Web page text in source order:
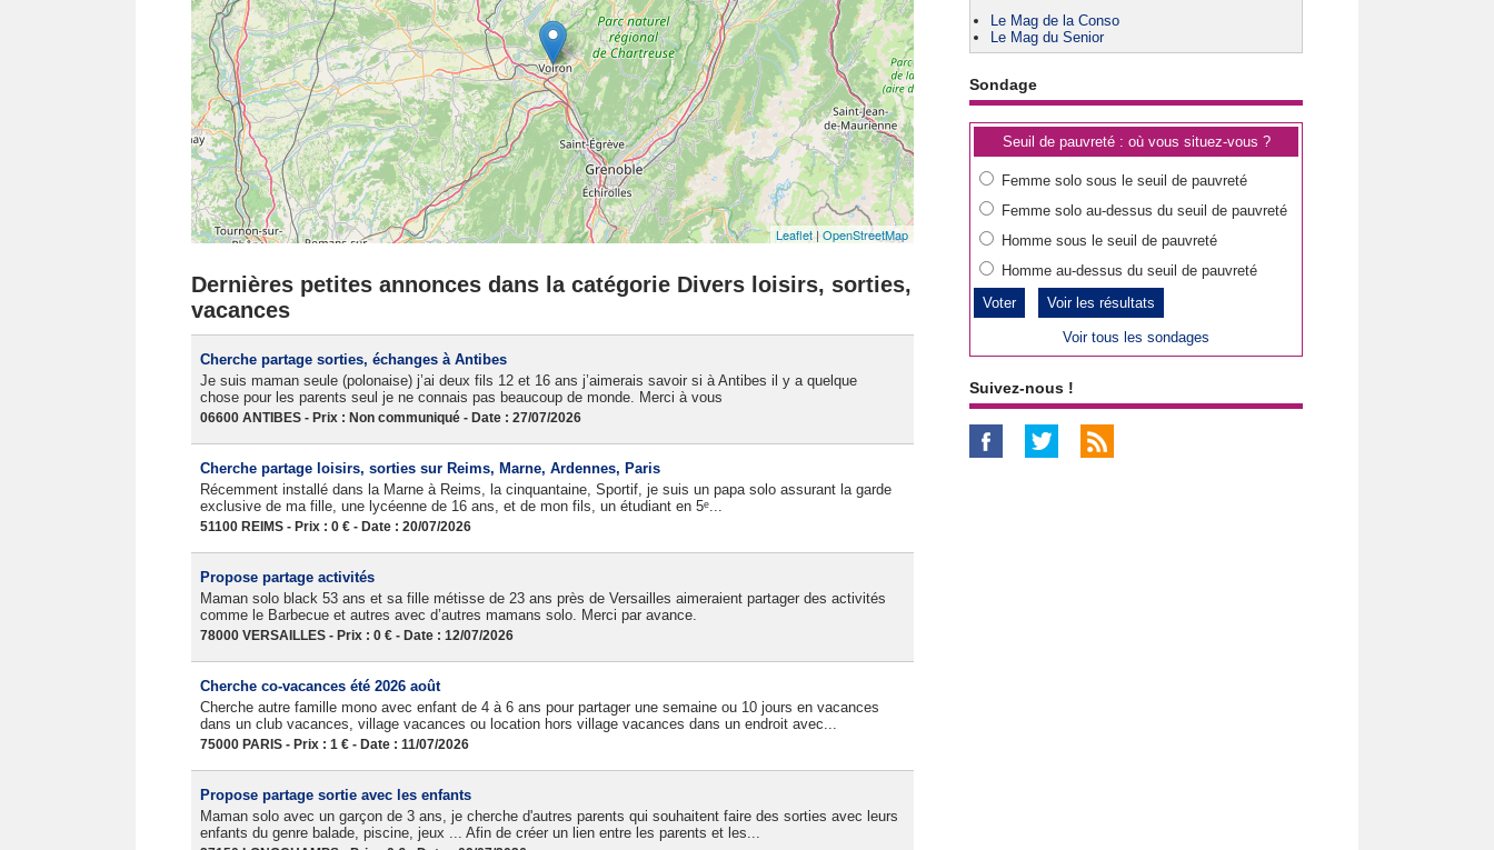
Leaflet | OpenStreetMap
Dernières petites annonces dans la catégorie Divers loisirs, sorties,
vacances
Cherche partage sorties, échanges à Antibes
Je suis maman seule (polonaise) j’ai deux fils 12 et 16 ans j’aimerais savoir si à Antibes il y a quelque
chose pour les parents seul je ne connais pas beaucoup de monde. Merci à vous
06600 ANTIBES - Prix : Non communiqué - Date : 27/07/2026
Cherche partage loisirs, sorties sur Reims, Marne, Ardennes, Paris
Récemment installé dans la Marne à Reims, la cinquantaine, Sportif, je suis un papa solo assurant la garde
exclusive de ma fille, une lycéenne de 16 ans, et de mon fils, un étudiant en 5ᵉ...
51100 REIMS - Prix : 0 € - Date : 20/07/2026
Propose partage activités
Maman solo black 53 ans et sa fille métisse de 23 ans près de Versailles aimeraient partager des activités
comme le Barbecue et autres avec d’autres mamans solo. Merci par avance.
78000 VERSAILLES - Prix : 0 € - Date : 12/07/2026
Cherche co-vacances été 2026 août
Cherche autre famille mono avec enfant de 4 à 6 ans pour partager une semaine ou 10 jours en vacances
dans un club vacances, village vacances ou location hors village vacances dans un endroit avec...
75000 PARIS - Prix : 1 € - Date : 11/07/2026
Propose partage sortie avec les enfants
Maman solo avec un garçon de 3 ans, je cherche d'autres parents qui souhaitent faire des sorties avec leurs
enfants du genre balade, piscine, jeux ... Afin de créer un lien entre les parents et les...
Le Mag de la Conso
Le Mag du Senior
Sondage
Seuil de pauvreté : où vous situez-vous ?
Femme solo sous le seuil de pauvreté
Femme solo au-dessus du seuil de pauvreté
Homme sous le seuil de pauvreté
Homme au-dessus du seuil de pauvreté
Voir les résultats
Voir tous les sondages
Suivez-nous !